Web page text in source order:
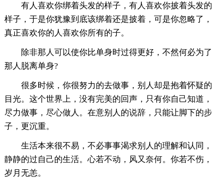
有人喜欢你绑着头发的样子，有人喜欢你披着头发的
样子，于是你犹豫到底该绑着还是披着，可是你忽略了，
真正喜欢你的人喜欢你所有的子。
除非那人可以使你比单身时过得更好，不然何必为了
那人脱离单身?
很多时候，你很努力的去做事，别人却是抱着怀疑的
目光。这个世界上，没有完美的回声，只有你自己知道，
尽力做事，尽心做人。在意别人的说辞，只能让脚下的步
子，更沉重。
生活本来很不易，不必事事渴求别人的理解和认同，
静静的过自己的生活。心若不动，风又奈何。你若不伤，
岁月无恙。